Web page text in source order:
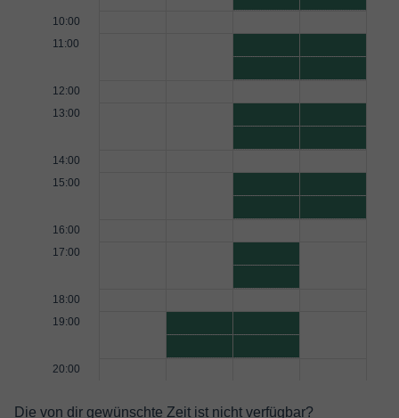
10:00
11:00
12:00
13:00
14:00
15:00
16:00
17:00
18:00
19:00
20:00
Die von dir gewünschte Zeit ist nicht verfügbar?